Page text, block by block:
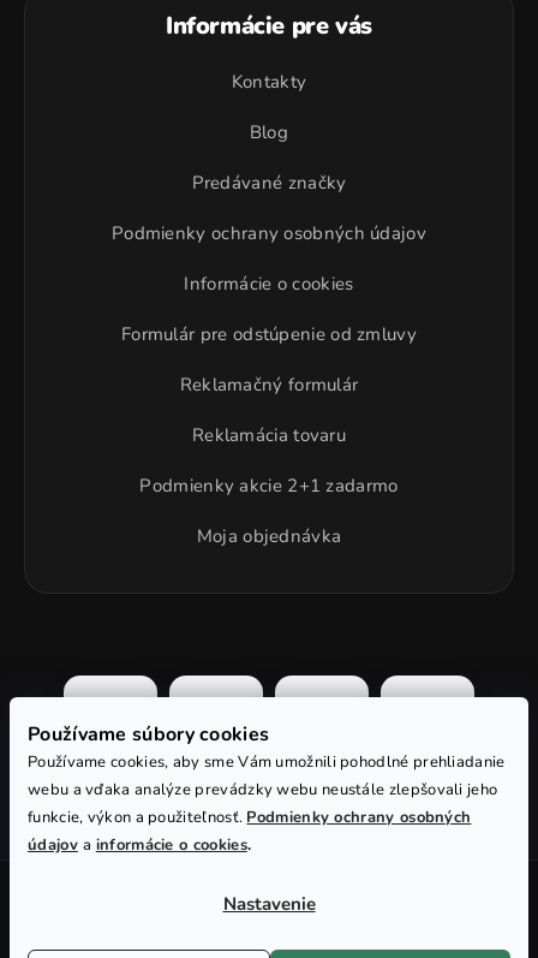
Používame súbory cookies
Používame cookies, aby sme Vám umožnili pohodlné prehliadanie
webu a vďaka analýze prevádzky webu neustále zlepšovali jeho
funkcie, výkon a použiteľnosť. Podmienky ochrany osobných
údajov a informácie o cookies.
Nastavenie
Informácie pre vás
Kontakty
Blog
Predávané značky
Podmienky ochrany osobných údajov
Informácie o cookies
Formulár pre odstúpenie od zmluvy
Reklamačný formulár
Reklamácia tovaru
Podmienky akcie 2+1 zadarmo
Moja objednávka
Vytvoril Shoptet
Upraviť nastavenie cookies